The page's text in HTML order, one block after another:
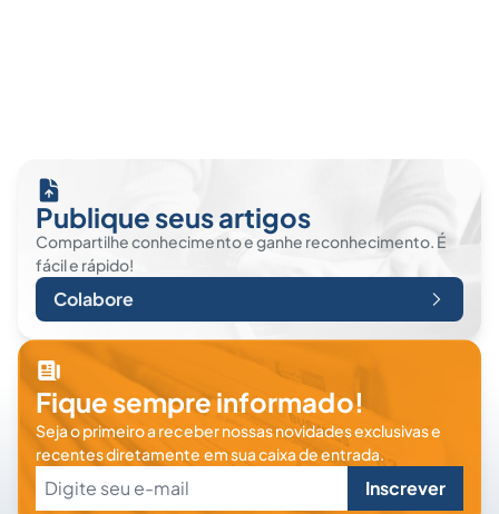
Publique seus artigos
Compartilhe conhecimento e ganhe reconhecimento. É
fácil e rápido!
Colabore
Fique sempre informado!
Seja o primeiro a receber nossas novidades exclusivas e
recentes diretamente em sua caixa de entrada.
Inscrever